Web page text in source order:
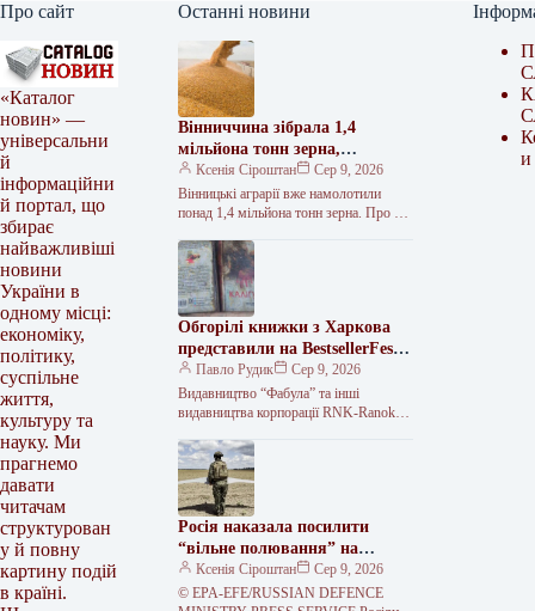
Про сайт
«Каталог
новин» —
універсальни
й
інформаційни
й портал, що
збирає
найважливіші
новини
України в
одному місці:
економіку,
політику,
суспільне
життя,
культуру та
науку. Ми
прагнемо
давати
читачам
структурован
у й повну
картину подій
в країні.
Останні новини
Вінниччина зібрала 1,4
мільйона тонн зерна,
перевищивши торішні
показники врожайності
Ксенія Сіроштан
Сер 9, 2026
Вінницькі аграрії вже намолотили
понад 1,4 мільйона тонн зерна. Про це
військової адміністрації Наталя
Заболотна. За її…
Обгорілі книжки з Харкова
представили на BestsellerFest у
Львові
Павло Рудик
Сер 9, 2026
Видавництво “Фабула” та інші
видавництва корпорації RNK-Ranok
Львові обгорілі примірники книжок зі
складу, який 1…
Росія наказала посилити
“вільне полювання” на
автомобілі на Херсонщині
Ксенія Сіроштан
Сер 9, 2026
© EPA-EFE/RUSSIAN DEFENCE
и